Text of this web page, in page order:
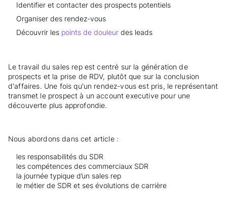
Identifier et contacter des prospects potentiels
Organiser des rendez-vous
Découvrir les points de douleur des leads
Le travail du sales rep est centré sur la génération de
prospects et la prise de RDV, plutôt que sur la conclusion
d'affaires. Une fois qu'un rendez-vous est pris, le représentant
transmet le prospect à un account executive pour une
découverte plus approfondie.
Nous abordons dans cet article :
les responsabilités du SDR
les compétences des commerciaux SDR
la journée typique d’un sales rep
le métier de SDR et ses évolutions de carrière